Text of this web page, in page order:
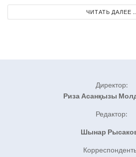
ЧИТАТЬ ДАЛЕЕ ...
Директор:
Риза Асанқызы
Редактор:
Шынар